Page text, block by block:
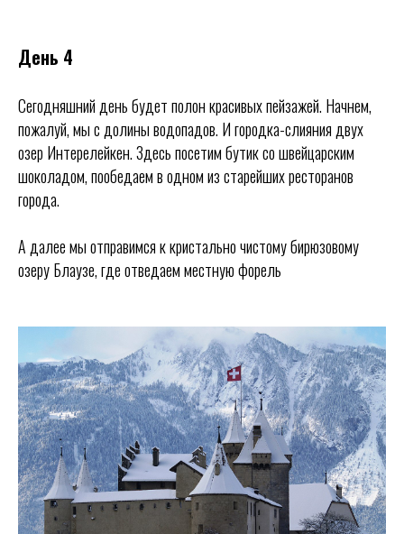
День 4
Сегодняшний день будет полон красивых пейзажей. Начнем,
пожалуй, мы с долины водопадов. И городка-слияния двух
озер Интерелейкен. Здесь посетим бутик со швейцарским
шоколадом, пообедаем в одном из старейших ресторанов
города.
А далее мы отправимся к кристально чистому бирюзовому
озеру Блаузе, где отведаем местную форель